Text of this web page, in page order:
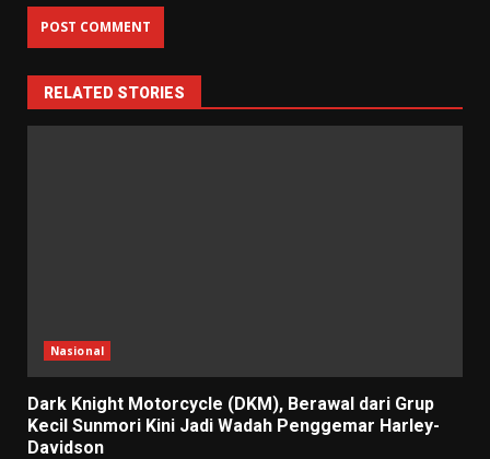
RELATED STORIES
Nasional
Dark Knight Motorcycle (DKM), Berawal dari Grup
Kecil Sunmori Kini Jadi Wadah Penggemar Harley-
Davidson